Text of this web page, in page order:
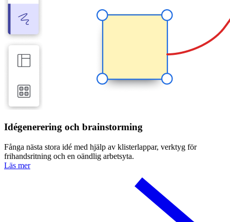
Idégenerering och brainstorming
Fånga nästa stora idé med hjälp av klisterlappar, verktyg för
frihandsritning och en oändlig arbetsyta.
Läs mer